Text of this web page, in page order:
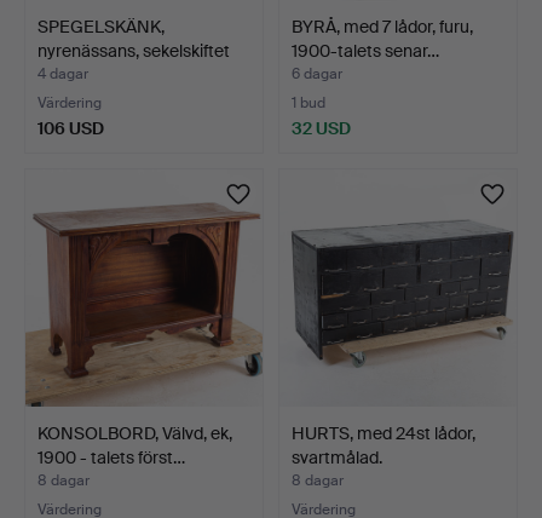
SPEGELSKÄNK,
nyrenässans, sekelskiftet
190…
4 dagar
Värdering
106 USD
BYRÅ, med 7 lådor, furu,
1900-talets senar…
6 dagar
1 bud
32 USD
KONSOLBORD, Välvd, ek,
1900 - talets först…
8 dagar
Värdering
HURTS, med 24st lådor,
svartmålad.
8 dagar
Värdering